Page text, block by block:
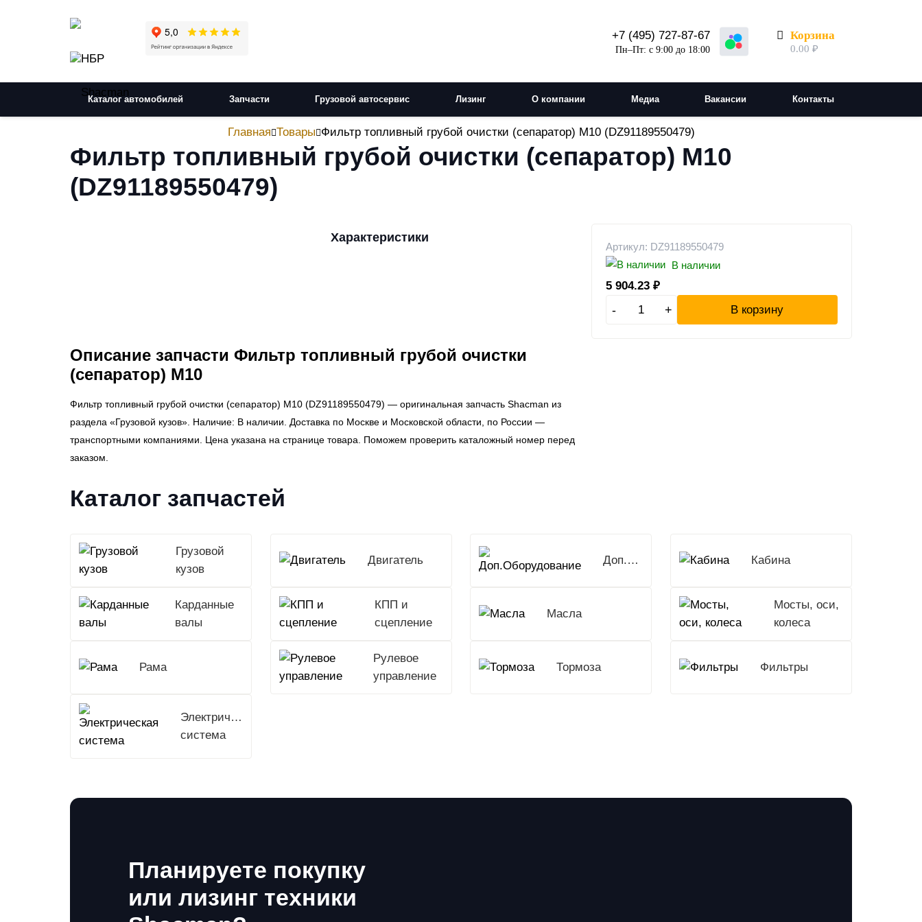
+7 (495) 727-87-67
Пн–Пт: с 9:00 до 18:00
Корзина
0.00 ₽
Каталог автомобилей Запчасти Грузовой автосервис Лизинг О компании Медиа Вакансии Контакты
Главная Товары Фильтр топливный грубой очистки (сепаратор) М10 (DZ91189550479)
Фильтр топливный грубой очистки (сепаратор) М10
(DZ91189550479)
Характеристики
Артикул: DZ91189550479
В наличии
5 904.23 ₽
- + В корзину
Описание запчасти Фильтр топливный грубой очистки
(сепаратор) М10
Фильтр топливный грубой очистки (сепаратор) М10 (DZ91189550479) — оригинальная запчасть Shacman из
раздела «Грузовой кузов». Наличие: В наличии. Доставка по Москве и Московской области, по России —
транспортными компаниями. Цена указана на странице товара. Поможем проверить каталожный номер перед
заказом.
Каталог запчастей
Грузовой
кузов
Двигатель Доп.Оборудование Кабина
Карданные
валы
КПП и
сцепление
Масла
Мосты, оси,
колеса
Рама
Рулевое
управление
Тормоза Фильтры
Электрическая
система
Планируете покупку
или лизинг техники